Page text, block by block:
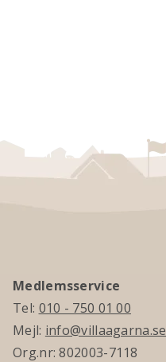
Medlemsservice
Tel: 010 - 750 01 00
Mejl: info@villaagarna.se
Org.nr: 802003-7118